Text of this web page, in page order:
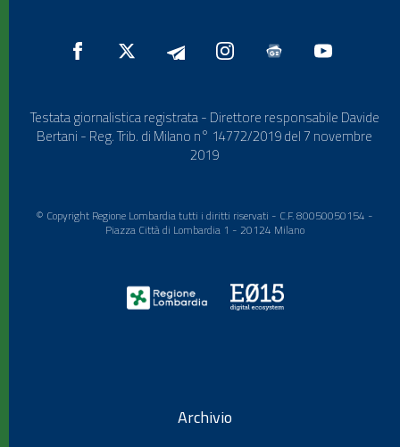
Testata giornalistica registrata - Direttore responsabile Davide
Bertani - Reg. Trib. di Milano n° 14772/2019 del 7 novembre
2019
© Copyright Regione Lombardia tutti i diritti riservati - C.F. 80050050154 -
Piazza Città di Lombardia 1 - 20124 Milano
Archivio